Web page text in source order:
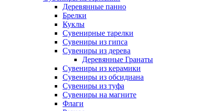
Деревянные панно
Брелки
Куклы
Сувенирные тарелки
Сувениры из гипса
Сувениры из дерева
Деревянные Гранаты
Сувениры из керамики
Сувениры из обсидиана
Сувениры из туфа
Сувениры на магните
Флаги